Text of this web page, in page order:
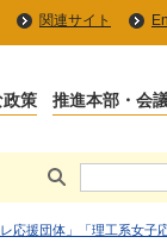
関連サイト
レ応援団体」「理工系女子